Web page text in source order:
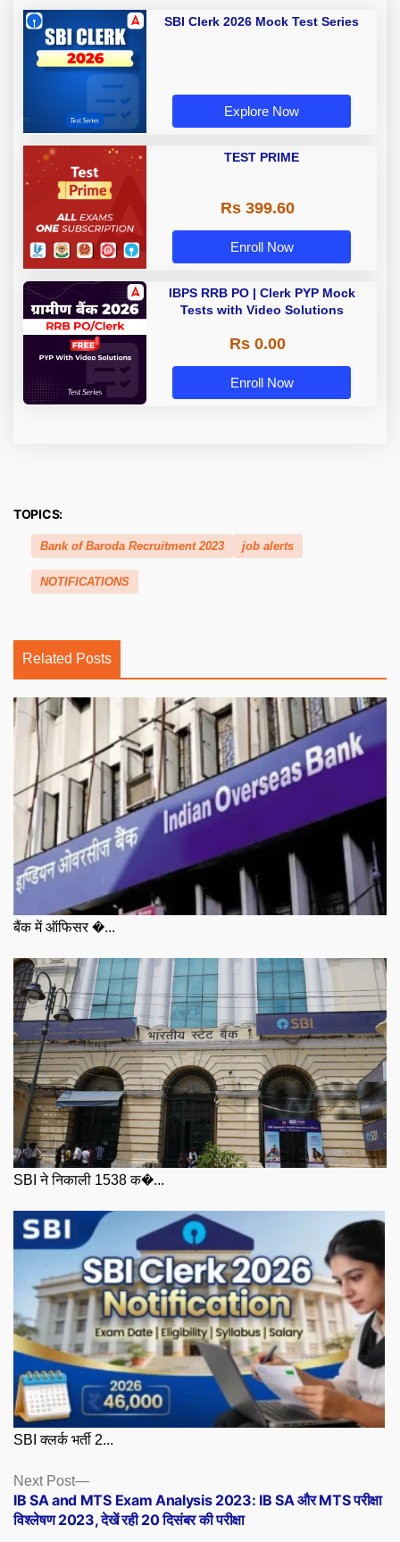
SBI Clerk 2026 Mock Test Series
Explore Now
TEST PRIME
Rs 399.60
Enroll Now
IBPS RRB PO | Clerk PYP Mock
Tests with Video Solutions
Rs 0.00
Enroll Now
TOPICS:
Bank of Baroda Recruitment 2023 job alerts
NOTIFICATIONS
Related Posts
बैंक में ऑफिसर �...
SBI ने निकाली 1538 क�...
SBI क्लर्क भर्ती 2...
Posts
navigation
Next Post
Next
post:
IB SA and MTS Exam Analysis 2023: IB SA और MTS परीक्षा
विश्लेषण 2023, देखें रही 20 दिसंबर की परीक्षा